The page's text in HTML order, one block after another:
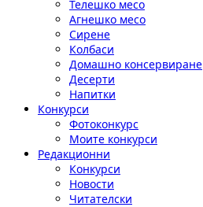
Телешко месо
Агнешко месо
Сирене
Колбаси
Домашно консервиране
Десерти
Напитки
Конкурси
Фотоконкурс
Моите конкурси
Редакционни
Конкурси
Новости
Читателски